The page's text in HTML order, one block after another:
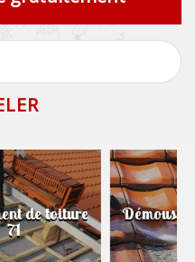
Démoussage de toiture
71